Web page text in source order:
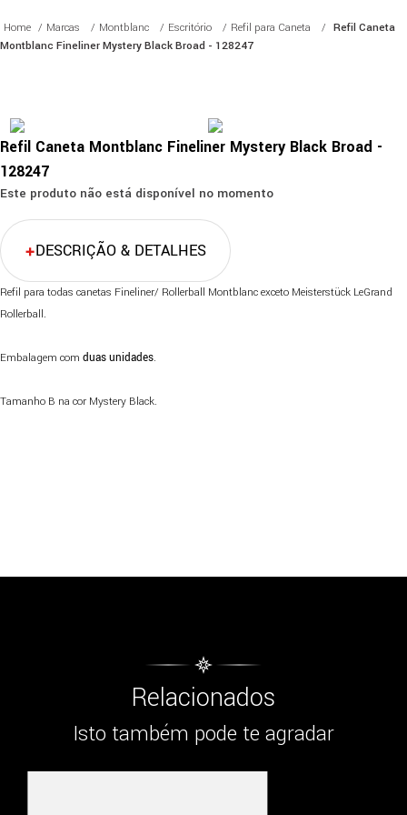
Marcas Montblanc Escritório Refil para Caneta
Refil Caneta
Montblanc Fineliner Mystery Black Broad - 128247
Refil Caneta Montblanc Fineliner Mystery Black Broad -
128247
Este produto não está disponível no momento
DESCRIÇÃO & DETALHES
Refil para todas canetas Fineliner/ Rollerball Montblanc exceto Meisterstück LeGrand
Rollerball.
Embalagem com duas unidades.
Tamanho B na cor Mystery Black.
Relacionados
Isto também pode te agradar